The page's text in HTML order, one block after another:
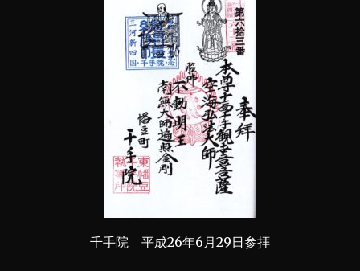
千手院 平成26年6月29日参拝